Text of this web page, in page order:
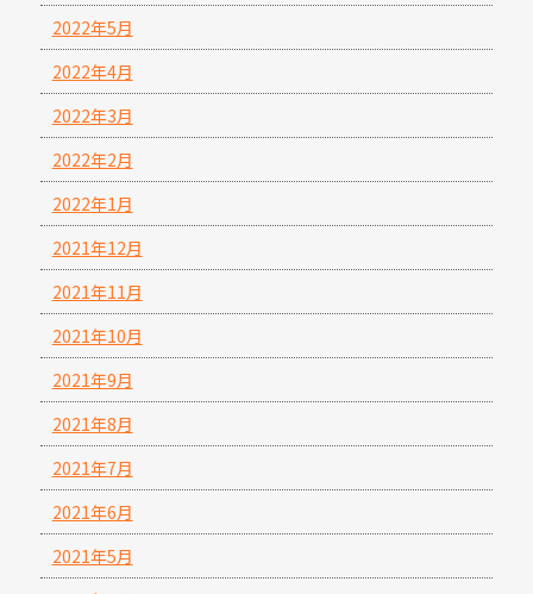
2022年5月
2022年4月
2022年3月
2022年2月
2022年1月
2021年12月
2021年11月
2021年10月
2021年9月
2021年8月
2021年7月
2021年6月
2021年5月